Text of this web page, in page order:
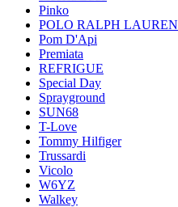
Pinko
POLO RALPH LAUREN
Pom D'Api
Premiata
REFRIGUE
Special Day
Sprayground
SUN68
T-Love
Tommy Hilfiger
Trussardi
Vicolo
W6YZ
Walkey